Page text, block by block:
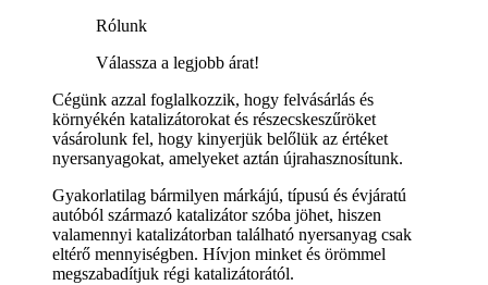
Rólunk
Válassza a legjobb árat!
Cégünk azzal foglalkozzik, hogy felvásárlás és
környékén katalizátorokat és részecskeszűröket
vásárolunk fel, hogy kinyerjük belőlük az értéket
nyersanyagokat, amelyeket aztán újrahasznosítunk.
Gyakorlatilag bármilyen márkájú, típusú és évjáratú
autóból származó katalizátor szóba jöhet, hiszen
valamennyi katalizátorban található nyersanyag csak
eltérő mennyiségben. Hívjon minket és örömmel
megszabadítjuk régi katalizátorától.